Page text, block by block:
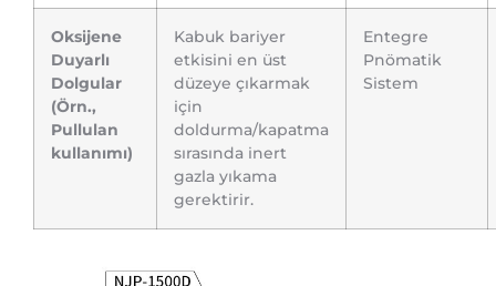
Oksijene
Duyarlı
Dolgular
(Örn.,
Pullulan
kullanımı)
Kabuk bariyer
etkisini en üst
düzeye çıkarmak
için
doldurma/kapatma
sırasında inert
gazla yıkama
gerektirir.
Entegre
Pnömatik
Sistem